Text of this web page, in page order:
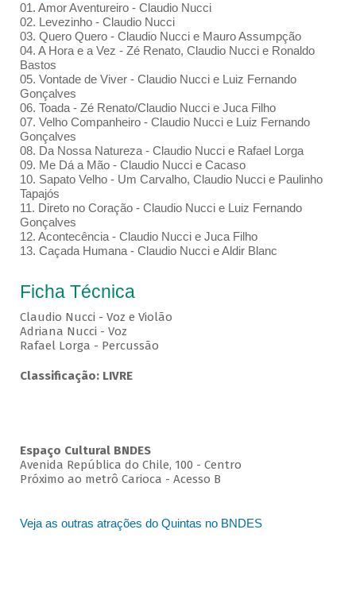
01. Amor Aventureiro - Claudio Nucci
02. Levezinho - Claudio Nucci
03. Quero Quero - Claudio Nucci e Mauro Assumpção
04. A Hora e a Vez - Zé Renato, Claudio Nucci e Ronaldo
Bastos
05. Vontade de Viver - Claudio Nucci e Luiz Fernando
Gonçalves
06. Toada - Zé Renato/Claudio Nucci e Juca Filho
07. Velho Companheiro - Claudio Nucci e Luiz Fernando
Gonçalves
08. Da Nossa Natureza - Claudio Nucci e Rafael Lorga
09. Me Dá a Mão - Claudio Nucci e Cacaso
10. Sapato Velho - Um Carvalho, Claudio Nucci e Paulinho
Tapajós
11. Direto no Coração - Claudio Nucci e Luiz Fernando
Gonçalves
12. Acontecência - Claudio Nucci e Juca Filho
13. Caçada Humana - Claudio Nucci e Aldir Blanc
Ficha Técnica
Claudio Nucci - Voz e Violão
Adriana Nucci - Voz
Rafael Lorga - Percussão
Classificação: LIVRE
Espaço Cultural BNDES
Avenida República do Chile, 100 - Centro
Próximo ao metrô Carioca - Acesso B
Veja as outras atrações do Quintas no BNDES